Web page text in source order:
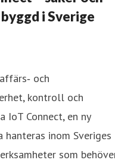
i Sverige
och
kontroll och
IoT Connect, en ny
inom Sveriges
som